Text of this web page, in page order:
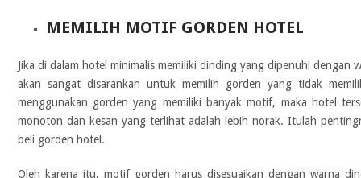
MEMILIH MOTIF GORDEN HOTEL
Jika di dalam hotel minimalis memiliki dinding yang dipenuhi dengan
akan sangat disarankan untuk memilih gorden yang tidak
menggunakan gorden yang memiliki banyak motif, maka hotel
monoton dan kesan yang terlihat adalah lebih norak. Itulah
beli gorden hotel.
Oleh karena itu, motif gorden harus disesuaikan dengan warna